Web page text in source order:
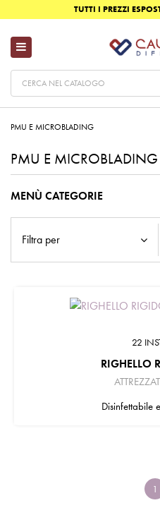
TUTTI I PREZZI
PMU E MICROBLADING
PMU E MICROBLADING
MENÙ CATEGORIE
Filtra per
22
RIGHELLO
Disinfettabile
1